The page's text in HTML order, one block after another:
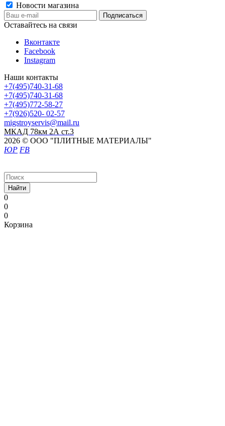
Новости магазина
Оставайтесь на связи
Вконтакте
Facebook
Instagram
Наши контакты
+7(495)740-31-68
+7(495)740-31-68
+7(495)772-58-27
+7(926)520- 02-57
migstroyservis@mail.ru
МКАД 78км 2А ст.3
2026 © ООО "ПЛИТНЫЕ МАТЕРИАЛЫ"
ЮР FB
Найти
0
0
0
Корзина